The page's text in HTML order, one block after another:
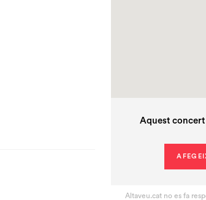
Aquest
Altaveu.cat no es fa